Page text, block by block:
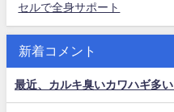
セルで全身サポート
新着コメント
最近、カルキ臭いカワハギ多